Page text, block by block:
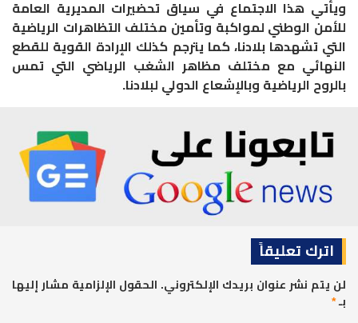
ويأتي هذا الاجتماع في سياق تحضيرات المديرية العامة
للأمن الوطني لمواكبة وتأمين مختلف التظاهرات الرياضية
التي تشهدها بلادنا، كما يترجم كذلك الإرادة القوية للقطع
النهائي مع مختلف مظاهر الشغب الرياضي التي تمس
بالروح الرياضية وبالإشعاع الدولي لبلادنا.
اترك تعليقاً
لن يتم نشر عنوان بريدك الإلكتروني. الحقول الإلزامية مشار إليها
بـ*